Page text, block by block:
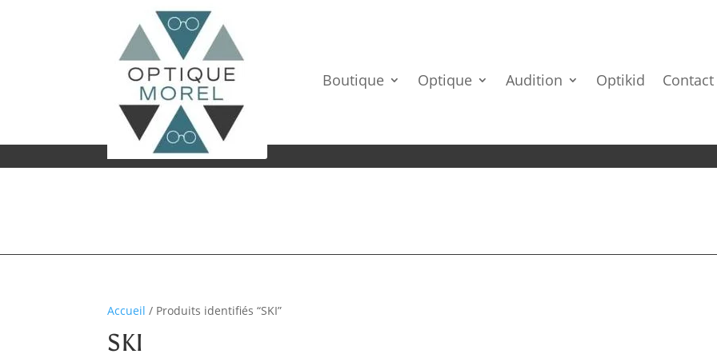
Boutique Optique Audition Optikid Contact
Accueil / Produits identifiés “SKI”
SKI